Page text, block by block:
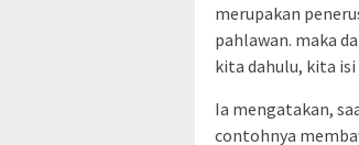
merupakan
pahlawan. maka
kita dahulu, kita
Ia mengatakan,
contohnya